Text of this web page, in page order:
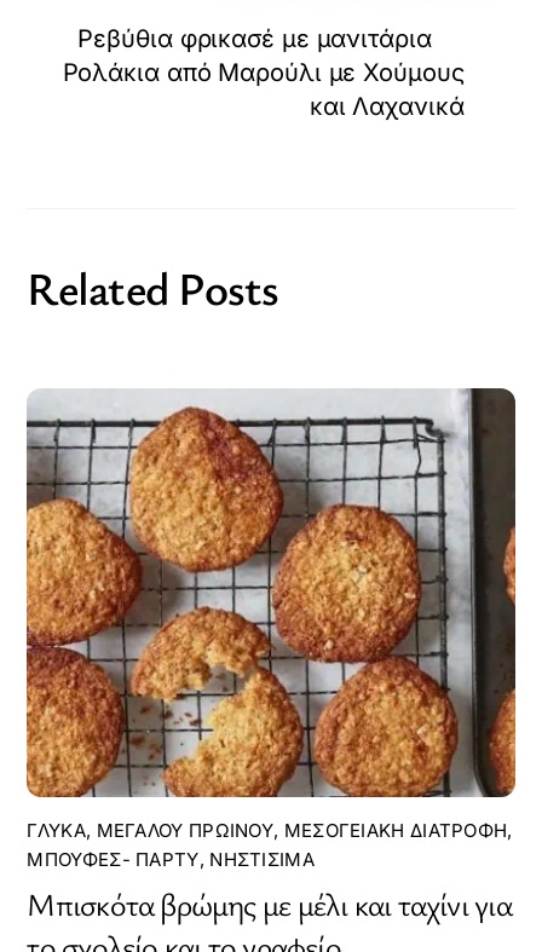
Ρεβύθια φρικασέ με μανιτάρια
Ρολάκια από Μαρούλι με Χούμους
και Λαχανικά
Related Posts
ΓΛΥΚΆ, ΜΕΓΆΛΟΥ ΠΡΩΙΝΟΎ, ΜΕΣΟΓΕΙΑΚΉ ΔΙΑΤΡΟΦΉ,
ΜΠΟΥΦΈΣ- ΠΆΡΤΥ, ΝΗΣΤΊΣΙΜΑ
Μπισκότα βρώμης με μέλι και ταχίνι για